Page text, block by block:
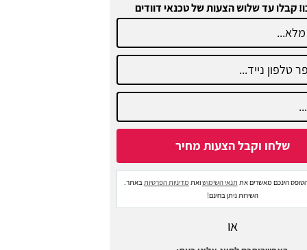
קבלו עד שלוש הצעות של טכנאי דוודים
הינכם מאשרים את תנאי השימושואת מדיניות הפרטיותבאתר.
השירות ניתן בחינם!
או